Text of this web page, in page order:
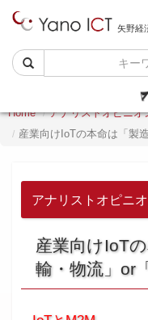
矢野経
Home アナリストオピニオ
産業向けIoTの本命は「製
アナリストオピニ
産業向けIoT
輸・物流」or